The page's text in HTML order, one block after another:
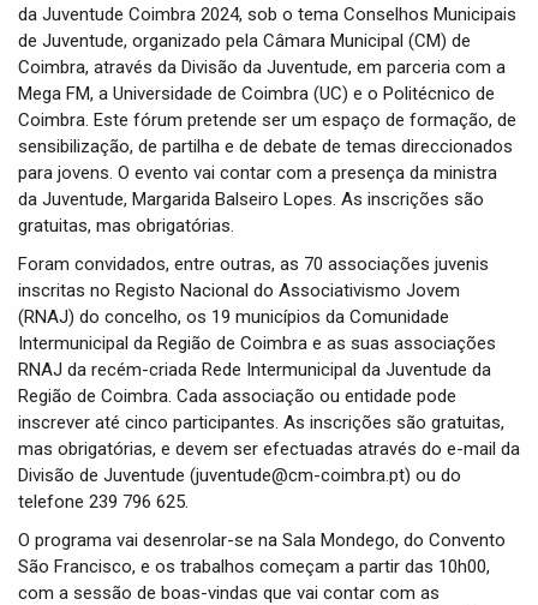
n
da Juventude Coimbra 2024, sob o tema Conselhos Municipais
de Juventude, organizado pela Câmara Municipal (CM) de
Coimbra, através da Divisão da Juventude, em parceria com a
Mega FM, a Universidade de Coimbra (UC) e o Politécnico de
Coimbra. Este fórum pretende ser um espaço de formação, de
sensibilização, de partilha e de debate de temas direccionados
para jovens. O evento vai contar com a presença da ministra
da Juventude, Margarida Balseiro Lopes. As inscrições são
gratuitas, mas obrigatórias.
Foram convidados, entre outras, as 70 associações juvenis
inscritas no Registo Nacional do Associativismo Jovem
(RNAJ) do concelho, os 19 municípios da Comunidade
Intermunicipal da Região de Coimbra e as suas associações
RNAJ da recém-criada Rede Intermunicipal da Juventude da
Região de Coimbra. Cada associação ou entidade pode
inscrever até cinco participantes. As inscrições são gratuitas,
mas obrigatórias, e devem ser efectuadas através do e-mail da
Divisão de Juventude (juventude@cm-coimbra.pt) ou do
telefone 239 796 625.
O programa vai desenrolar-se na Sala Mondego, do Convento
São Francisco, e os trabalhos começam a partir das 10h00,
com a sessão de boas-vindas que vai contar com as